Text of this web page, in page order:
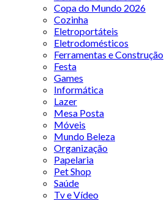
Copa do Mundo 2026
Cozinha
Eletroportáteis
Eletrodomésticos
Ferramentas e Construção
Festa
Games
Informática
Lazer
Mesa Posta
Móveis
Mundo Beleza
Organização
Papelaria
Pet Shop
Saúde
Tv e Vídeo